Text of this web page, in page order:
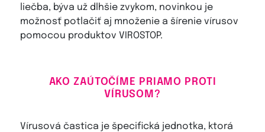
liečba, býva už dlhšie zvykom, novinkou je
možnosť potlačiť aj množenie a šírenie vírusov
pomocou produktov VIROSTOP.
AKO ZAÚTOČÍME PRIAMO PROTI
VÍRUSOM?
Vírusová častica je špecifická jednotka, ktorá